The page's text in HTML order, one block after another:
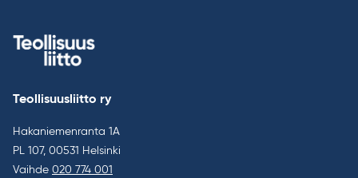
Teollisuusliitto ry
Hakaniemenranta 1A
PL 107, 00531 Helsinki
Vaihde 020 774 001